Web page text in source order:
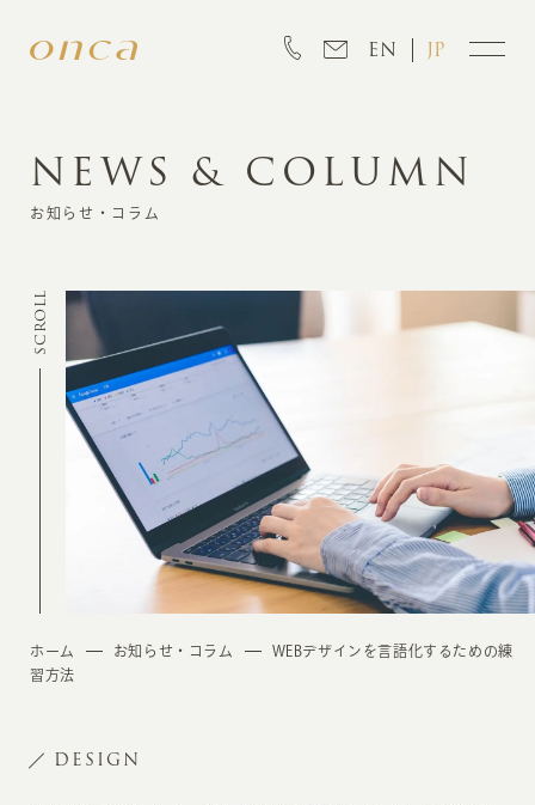
EN JP
INFORMATION
CREATION
MARKETING
NEWS & COLUMN
お知らせ・コラム
SCROLL
ホーム お知らせ・コラム
WEBデザインを言語化するための練
習方法
DESIGN